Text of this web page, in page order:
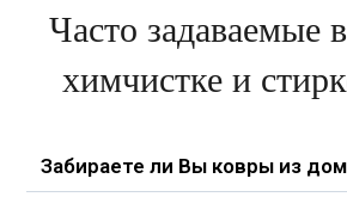
Часто задаваемые
химчистке и
Забираете ли Вы ковры из